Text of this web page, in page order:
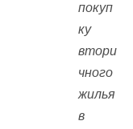
покуп
ку
втори
чного
жилья
в